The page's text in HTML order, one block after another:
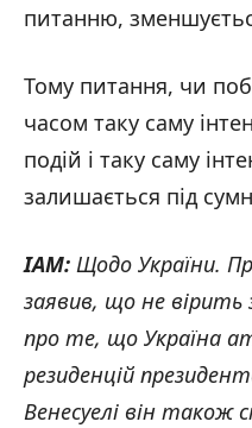
питанню,
Тому питання, чи
часом таку саму
подій і таку саму
залишається під
IAM: Щодо України.
заявив, що не
про те, що Україна
резиденцій
Венесуелі він також